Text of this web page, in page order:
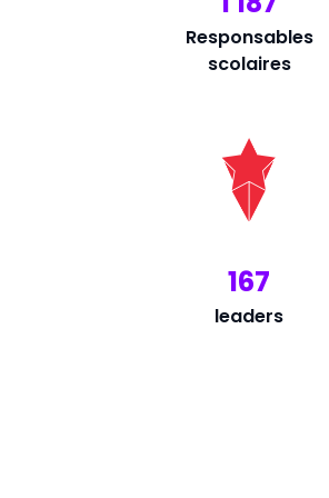
Responsables
scolaires
167
leaders